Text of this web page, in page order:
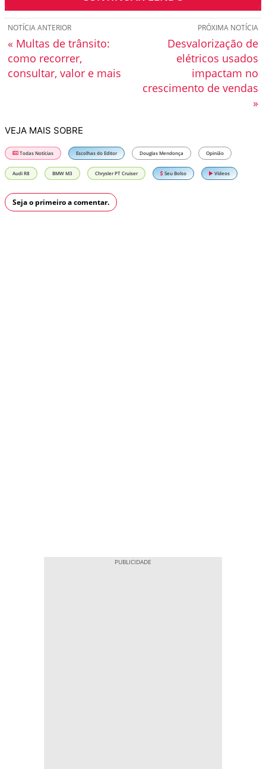
PRÓXIMA NOTÍCIA
Desvalorização de
elétricos usados
impactam no
crescimento de vendas
»
NOTÍCIA ANTERIOR
« Multas de trânsito:
como recorrer,
consultar, valor e mais
VEJA MAIS SOBRE
Todas Notícias Escolhas do Editor Douglas Mendonça Opinião
Audi R8 BMW M3 Chrysler PT Cruiser Seu Bolso Vídeos
Seja o primeiro a comentar.